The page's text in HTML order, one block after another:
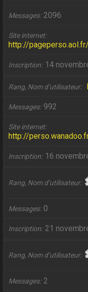
Messages 2096
Site internet
http://
Inscription 14
Rang, Nom d’utilisateur
Messages 992
Site internet
http://
Inscription 16
Rang, Nom d’utilisateur
Messages 0
Inscription 21
Rang, Nom d’utilisateur
Messages 2